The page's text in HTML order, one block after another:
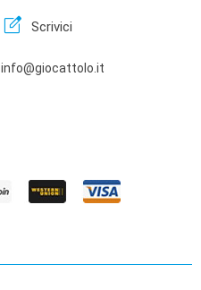
edit_square Scrivici
info@giocattolo.it